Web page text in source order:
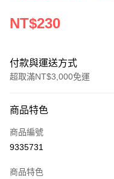
NT$230
付款與運送方式
超取滿NT$3,000免運
信用卡一次付款
超商取貨付款
商品特色
商品編號
9335731
商品特色